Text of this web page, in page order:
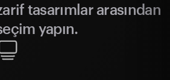
tasarımlar arasından
yapın.